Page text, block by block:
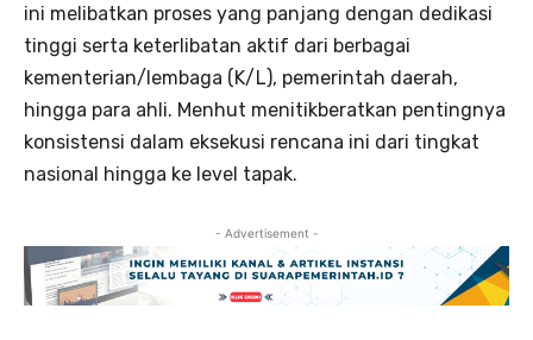
ini melibatkan proses yang panjang dengan dedikasi
tinggi serta keterlibatan aktif dari berbagai
kementerian/lembaga (K/L), pemerintah daerah,
hingga para ahli. Menhut menitikberatkan pentingnya
konsistensi dalam eksekusi rencana ini dari tingkat
nasional hingga ke level tapak.
- Advertisement -